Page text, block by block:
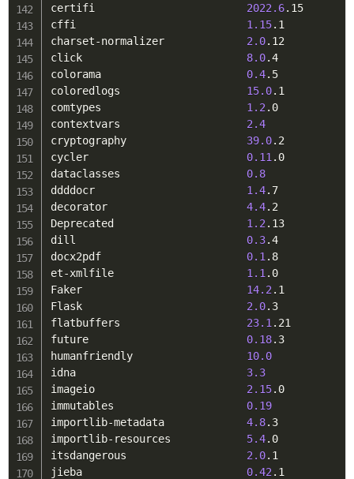
certifi 2022.6.15
cffi 1.15.1
charset-normalizer 2.0.12
click 8.0.4
colorama 0.4.5
coloredlogs 15.0.1
comtypes 1.2 .0
contextvars 2.4
cryptography 39.0.2
cycler 0.11 .0
dataclasses 0.8
ddddocr 1.4.7
decorator 4.4.2
Deprecated 1.2 .13
dill 0.3.4
docx2pdf 0.1 .8
et-xmlfile 1.1 .0
Faker 14.2 .1
Flask 2.0.3
flatbuffers 23.1 .21
future 0.18.3
humanfriendly 10.0
idna 3.3
imageio 2.15.0
immutables 0.19
importlib-metadata 4.8.3
importlib-resources 5.4.0
itsdangerous 2.0.1
jieba 0.42 .1